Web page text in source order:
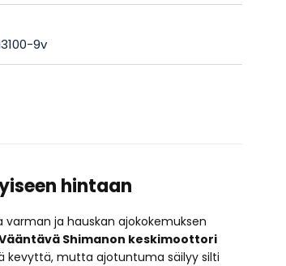
9v
hintaan
varman ja hauskan ajokokemuksen
Shimanon keskimoottori
kevyttä, mutta ajotuntuma säilyy silti